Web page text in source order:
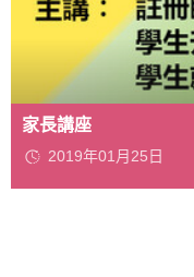
家長講座
2019年01月25日